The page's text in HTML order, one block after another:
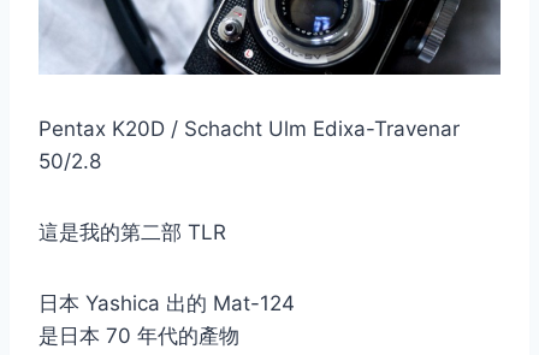
Pentax K20D / Schacht Ulm Edixa-Travenar
50/2.8
這是我的第二部 TLR
日本 Yashica 出的 Mat-124
是日本 70 年代的產物